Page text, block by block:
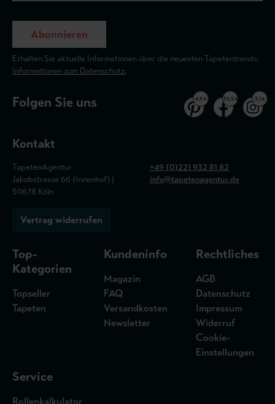
Abonnieren
Erhalten Sie aktuelle Informationen über die neuesten Tapetentrends.
Informationen zum Datenschutz.
Folgen Sie uns 4,9 k 32,5 k 3,1 k
Kontakt
TapetenAgentur
Jakobstrasse 66 (Innenhof) |
50678 Köln
+49 (0)221 932 81 82
info@tapetenagentur.de
Vertrag widerrufen
Top-
Kategorien
Topseller
Tapeten
Kundeninfo
Magazin
FAQ
Versandkosten
Newsletter
Rechtliches
AGB
Datenschutz
Impressum
Widerruf
Cookie-
Einstellungen
Service
Rollenkalkulator